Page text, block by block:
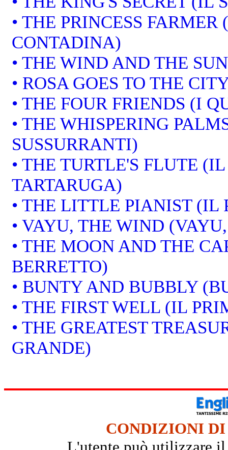
• THE PRINCESS FARMER
CONTADINA)
• THE WIND AND THE
• ROSA GOES TO THE
• THE FOUR FRIENDS (I
• THE WHISPERING
SUSSURRANTI)
• THE TURTLE'S FLUTE
TARTARUGA)
• THE LITTLE PIANIST (IL
• VAYU, THE WIND
• THE MOON AND THE
BERRETTO)
• BUNTY AND BUBBLY
• THE FIRST WELL (IL
• THE GREATEST
GRANDE)
CONDIZIONI DI